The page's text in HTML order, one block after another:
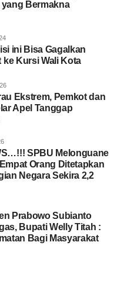
Bermakna
ini Bisa Gagalkan
Kursi Wali Kota
Ekstrem, Pemkot dan
Apel Tanggap
SPBU Melonguane
Orang Ditetapkan
Negara Sekira 2,2
Prabowo Subianto
Bupati Welly Titah :
Bagi Masyarakat